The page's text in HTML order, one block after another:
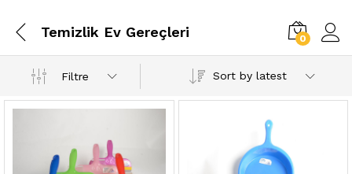
Temizlik Ev Gereçleri 0
Filtre Sort by latest